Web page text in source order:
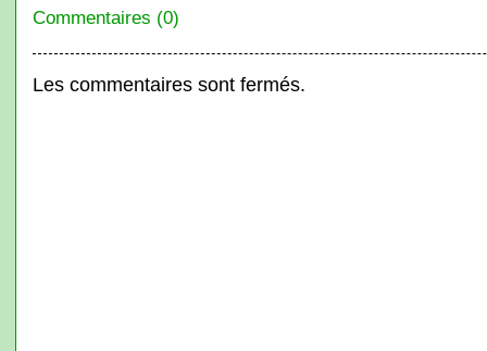
Commentaires (0)
Les commentaires sont fermés.